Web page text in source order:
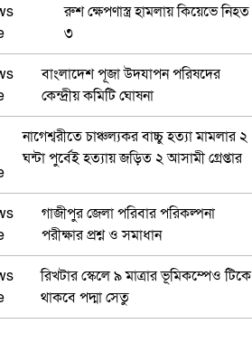
রুশ ক্ষেপণাস্ত্র হামলায় কিয়েভে নিহত
৩
বাংলাদেশ পূজা উদযাপন পরিষদের
কেন্দ্রীয় কমিটি ঘোষনা
নাগেশ্বরীতে চাঞ্চল্যকর বাচ্চু হত্যা মামলার ২
ঘন্টা পুর্বেই হত্যায় জড়িত ২ আসামী গ্রেপ্তার
গাজীপুর জেলা পরিবার পরিকল্পনা
পরীক্ষার প্রশ্ন ও সমাধান
রিখটার স্কেলে ৯ মাত্রার ভূমিকম্পেও টিকে
থাকবে পদ্মা সেতু